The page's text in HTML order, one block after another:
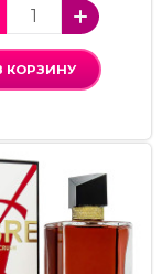
КОРЗИНУ